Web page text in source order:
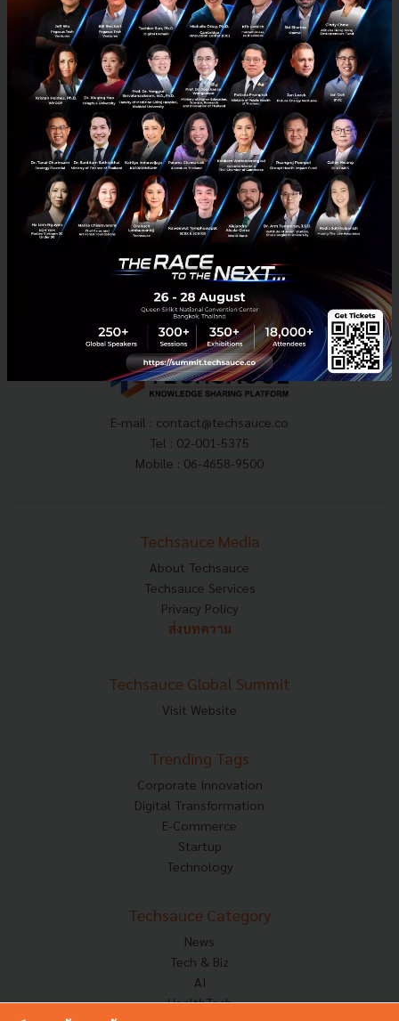
กระทรวงวิทยาศาสตร์ฯ เปิดงาน Government Procurement
Transformation มุ่งพัฒนา startup สู่ตลาดภาครัฐ
ดร. สุวิทย์ เมษินทรีย์ รัฐมนตรีว่าการกระทรวงวิทยาศาสตร์และเทคโนโลยี
(วท.) เปิดงาน Startup Fair “Government Procurement
Transformation” กับแนวคิด “ปลดล็อคข้อจำกัด พัฒนา Startup สู่ต...
ตุลาคม 1, 2018| By Techsauce Team
11
Government Procurement Transformation
E-mail : contact@techsauce.co
Tel : 02-001-5375
Mobile : 06-4658-9500
Techsauce Media
About Techsauce
Techsauce Services
Privacy Policy
ส่งบทความ
Techsauce Global Summit
Visit Website
Trending Tags
Corporate Innovation
Digital Transformation
E-Commerce
Startup
Technology
Techsauce Category
News
Tech & Biz
AI
HealthTech